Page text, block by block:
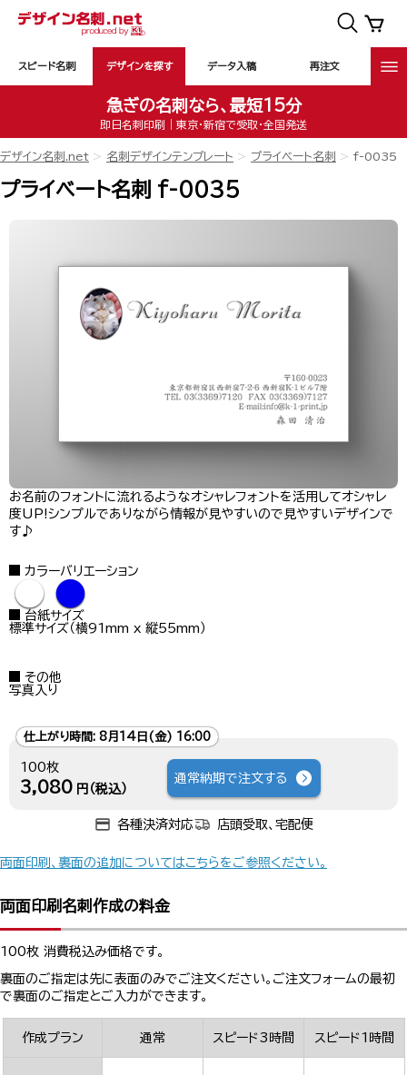
スピード名刺 デザインを探す データ入稿 再注文
急ぎの名刺なら、最短15分
即日名刺印刷｜東京・新宿で受取・全国発送
デザイン名刺.net 名刺デザインテンプレート プライベート名刺 f-0035
プライベート名刺 f-0035
お名前のフォントに流れるようなオシャレフォントを活用してオシャレ
度UP!シンプルでありながら情報が見やすいので見やすいデザインで
す♪
カラーバリエーション
● ●
台紙サイズ
標準サイズ（横91mm x 縦55mm）
その他
写真入り
仕上がり時間: 8月14日(金) 16:00
100枚
3,080 円（税込）
通常納期で注文する
各種決済対応 店頭受取、宅配便
両面印刷、裏面の追加についてはこちらをご参照ください。
両面印刷名刺作成の料金
100枚 消費税込み価格です。
裏面のご指定は先に表面のみでご注文ください。ご注文フォームの最初
で裏面のご指定とご入力ができます。
作成プラン 通常 スピード3時間 スピード1時間